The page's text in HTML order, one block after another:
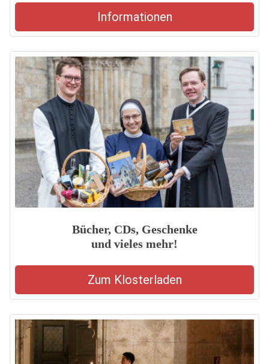
Informationen
Bücher, CDs, Geschenke
und vieles mehr!
Zum Klosterladen